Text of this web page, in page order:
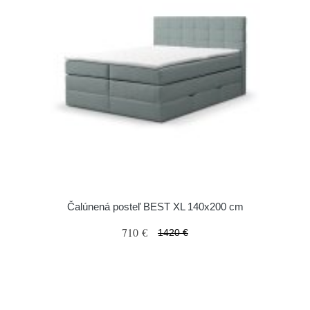
Čalúnená posteľ BEST XL 140x200 cm
710 € 1420 €